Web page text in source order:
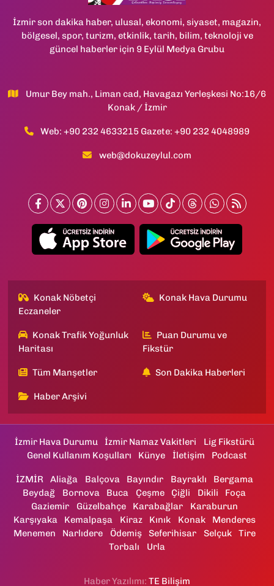
İzmir son dakika haber, ulusal, ekonomi, siyaset, magazin,
bölgesel, spor, turizm, etkinlik, tarih, bilim, teknoloji ve
güncel haberler için 9 Eylül Medya Grubu
Umur Bey mah., Liman cad, Havagazı Yerleşkesi No:16/6
Konak / İzmir
Web: +90 232 4633215 Gazete: +90 232 4048989
web@dokuzeylul.com
Konak Nöbetçi
Eczaneler
Konak Hava Durumu
Konak Trafik Yoğunluk
Haritası
Puan Durumu ve
Fikstür
Tüm Manşetler Son Dakika Haberleri
Haber Arşivi
İzmir Hava Durumu İzmir Namaz Vakitleri
Lig Fikstürü
Genel Kullanım Koşulları
Künye İletişim Podcast
İZMİR Aliağa Balçova Bayındır Bayraklı
Bergama
Beydağ
Bornova Buca Çeşme Çiğli Dikili
Foça
Gaziemir
Güzelbahçe Karabağlar
Karaburun
Karşıyaka
Kemalpaşa Kiraz Kınık Konak
Menderes
Menemen
Narlıdere Ödemiş Seferihisar Selçuk
Tire
Torbalı
Urla
Haber Yazılımı: TE Bilişim